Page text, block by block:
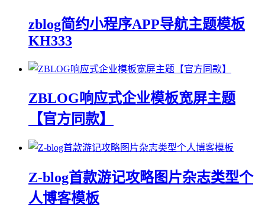
zblog简约小程序APP导航主题模板
KH333
ZBLOG响应式企业模板宽屏主题
【官方同款】
Z-blog首款游记攻略图片杂志类型个
人博客模板